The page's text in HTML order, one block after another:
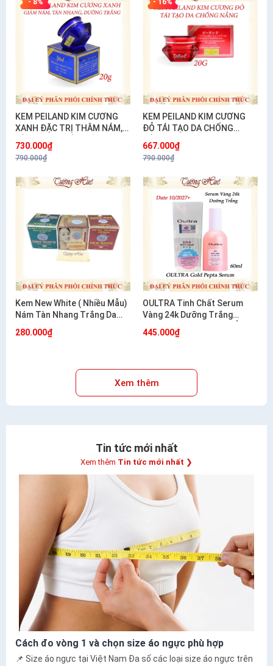
- 8%
KEM PEILAND KIM CƯƠNG
XANH ĐẶC TRỊ THÂM NÁM,
TRẮNG 20G
730.000₫
790.000₫
- 16%
KEM PEILAND KIM CƯƠNG
ĐỎ TÁI TẠO DA CHỐNG
667.000₫
790.000₫
Kem New White ( Nhiều Mẫu)
Nám Tàn Nhang Trắng Da
280.000₫
OULTRA Tinh Chất Serum
Vàng 24k Dưỡng Trắng
Hàn Quốc 60ml
445.000₫
Xem thêm
Tin tức mới nhất
Xem thêm Tin tức mới nhất ❯
Cách đo vòng 1 và chọn size áo ngực phù hợp
📌 Size áo ngực tại Việt Nam Đa số các loại size áo ngực trên